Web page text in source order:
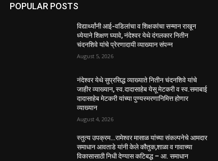
POPULAR POSTS
विद्यार्थ्यांनी आई-वडिलांचा व शिक्षकांचा सन्मान राखून
ध्येयाने शिक्षण घ्यावे, नंदेश्वर येथे दंगलकार नितीन
चंदनशिवे यांचे प्रेरणादायी व्याख्यान संपन्न
August 5, 2026
नंदेश्वर येथे सुप्रसिद्ध व्याख्याते नितीन चंदनशिवे यांचे
जाहीर व्याख्यान, स्व.दादासाहेब येसू मेटकरी व स्व.समाबाई
दादासाहेब मेटकरी यांच्या पुण्यस्मरणानिमित्त होणार
व्याख्यान
August 4, 2026
स्तुत्य उपक्रम…रामेश्वर मासाळ यांच्या संकल्पनेचे आमदार
समाधान आवताडे यांनी केले कौतुक,शाळा व गावाच्या
विकासासाठी निधी देण्यास कटिबद्ध – आ. समाधान